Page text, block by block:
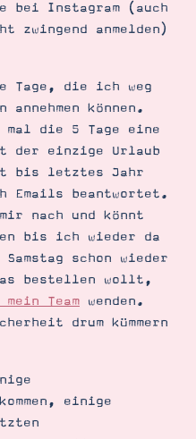
bei Instagram (auch
zwingend anmelden)
Tage, die ich weg
können.
die 5 Tage eine
der einzige Urlaub
bis letztes Jahr
Emails beantwortet.
nach und könnt
bis ich wieder da
schon wieder
bestellen wollt,
mein Team wenden.
drum kümmern
einige